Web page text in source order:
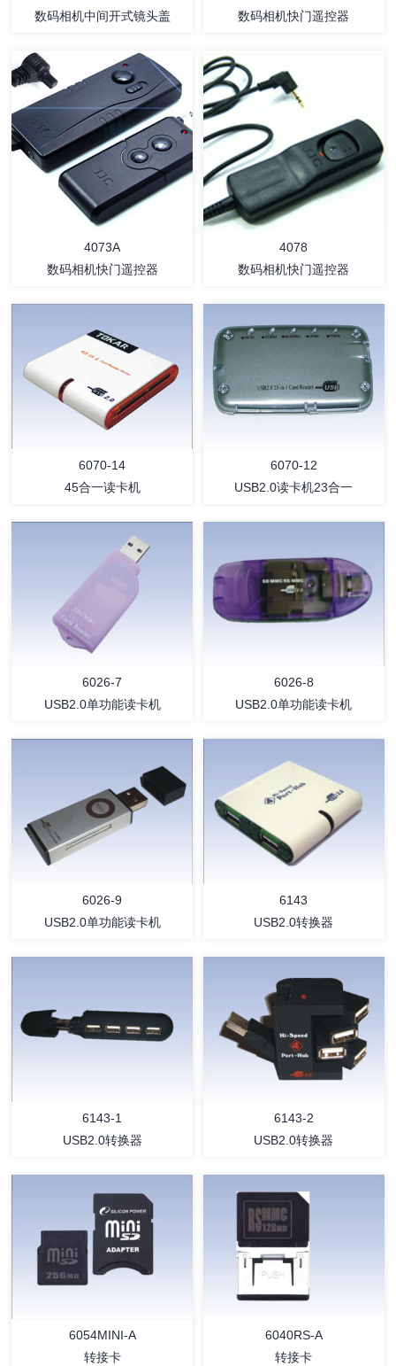
详情
数码相机中间开式镜头盖
详情
数码相机快门遥控器
详情
4073A
数码相机快门遥控器
详情
4078
数码相机快门遥控器
详情
6070-14
45合一读卡机
详情
6070-12
USB2.0读卡机23合一
详情
6026-7
USB2.0单功能读卡机
详情
6026-8
USB2.0单功能读卡机
详情
6026-9
USB2.0单功能读卡机
详情
6143
USB2.0转换器
详情
6143-1
USB2.0转换器
详情
6143-2
USB2.0转换器
6054MINI-A
转接卡
6040RS-A
转接卡